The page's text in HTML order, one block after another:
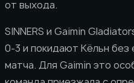
от выхода.
SINNERS и Gaimin
0-3 и покидают Кёльн без
матча. Для Gaimin это